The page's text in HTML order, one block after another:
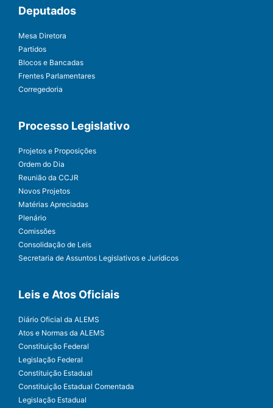
Deputados
Mesa Diretora
Partidos
Blocos e Bancadas
Frentes Parlamentares
Corregedoria
Processo Legislativo
Projetos e Proposições
Ordem do Dia
Reunião da CCJR
Novos Projetos
Matérias Apreciadas
Plenário
Comissões
Consolidação de Leis
Secretaria de Assuntos Legislativos e Jurídicos
Leis e Atos Oficiais
Diário Oficial da ALEMS
Atos e Normas da ALEMS
Constituição Federal
Legislação Federal
Constituição Estadual
Constituição Estadual Comentada
Legislação Estadual